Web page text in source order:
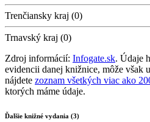
Trenčiansky kraj (0)
Trnavský kraj (0)
Zdroj informácií: Infogate.sk. Údaje
evidencii danej knižnice, môže však
nájdete zoznam všetkých viac ako
ktorých máme údaje.
Ďalšie knižné vydania (3)